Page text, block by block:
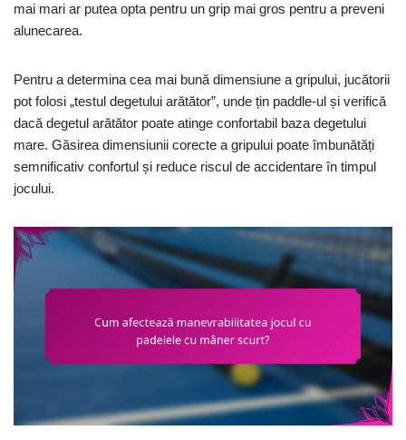
mai mari ar putea opta pentru un grip mai gros pentru a preveni
alunecarea.
Pentru a determina cea mai bună dimensiune a gripului, jucătorii
pot folosi „testul degetului arătător”, unde țin paddle-ul și verifică
dacă degetul arătător poate atinge confortabil baza degetului
mare. Găsirea dimensiunii corecte a gripului poate îmbunătăți
semnificativ confortul și reduce riscul de accidentare în timpul
jocului.